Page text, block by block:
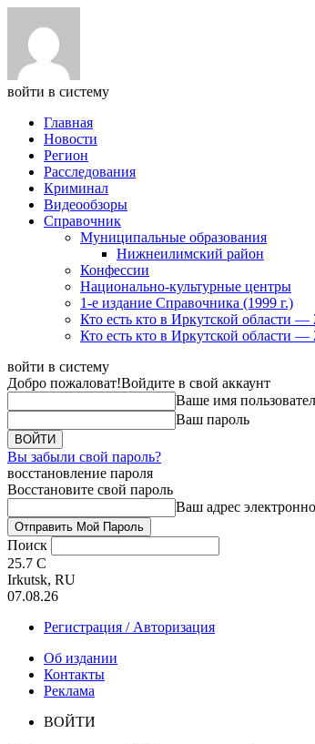
войти в систему
Главная
Новости
Регион
Расследования
Криминал
Видеообзоры
Справочник
Муниципальные образования
Нижнеилимский район
Конфессии
Национально-культурные центры
1-е издание Справочника (1999 г.)
Кто есть кто в Иркутской области —
Кто есть кто в Иркутской области —
войти в систему
Добро пожаловат!Войдите в свой аккаунт
Ваше имя
Ваш пароль
Вы забыли свой пароль?
восстановление пароля
Восстановите свой пароль
Ваш адрес
Поиск
25.7 C
Irkutsk, RU
07.08.26
Регистрация / Авторизация
Об издании
Контакты
Реклама
ВОЙТИ